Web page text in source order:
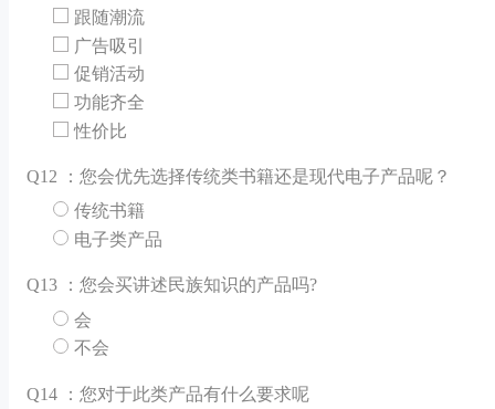
跟随潮流
广告吸引
促销活动
功能齐全
性价比
Q12 ：您会优先选择传统类书籍还是现代电子产品呢？
传统书籍
电子类产品
Q13 ：您会买讲述民族知识的产品吗?
会
不会
Q14 ：您对于此类产品有什么要求呢